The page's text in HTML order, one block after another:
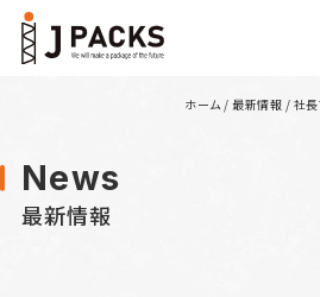
ホーム/最新情報 / 社
News
最新情報